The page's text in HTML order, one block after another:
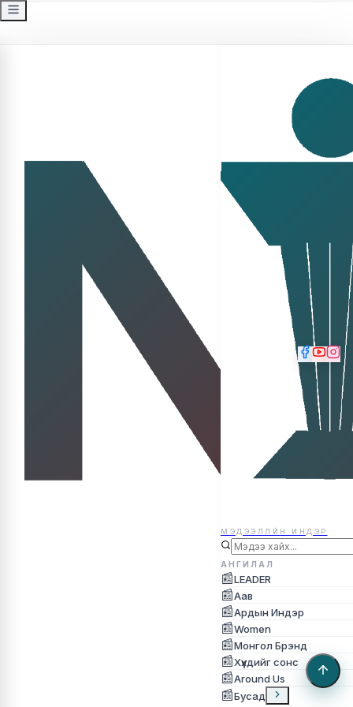
МЭДЭЭЛЛЙН ИНДЭР
АНГИЛАЛ
📰LEADER
📰Аав
📰Ардын Индэр
📰Women
📰Монгол Брэнд
📰Хүүхдийг сонс
📰Around Us
📰Бусад